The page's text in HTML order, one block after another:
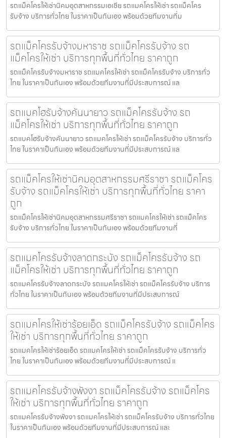
รถแม็คโครให้เช่านิคมอุตสาหกรรมเอเชีย รถแมคโครให้เช่า รถแม็คโคร
รับจ้าง บริการทั่วไทย ในราคาเป็นกันเอง พร้อมด้วยทีมงานที่ม
รถแม็คโครรับจ้างมหาราช รถแม็คโครรับจ้าง รถ
แม็คโครให้เช่า บริการทุกพื้นที่ทั่วไทย ราคาถูก
รถแม็คโครรับจ้างมหาราช รถแมคโครให้เช่า รถแม็คโครรับจ้าง บริการทั่ว
ไทย ในราคาเป็นกันเอง พร้อมด้วยทีมงานที่มีประสบการณ์ แล
รถแบคโฮรับจ้างคันนายาว รถแม็คโครรับจ้าง รถ
แม็คโครให้เช่า บริการทุกพื้นที่ทั่วไทย ราคาถูก
รถแบคโฮรับจ้างคันนายาว รถแมคโครให้เช่า รถแม็คโครรับจ้าง บริการทั่ว
ไทย ในราคาเป็นกันเอง พร้อมด้วยทีมงานที่มีประสบการณ์ แล
รถแม็คโครให้เช่านิคมอุตสาหกรรมศรีราชา รถแม็คโคร
รับจ้าง รถแม็คโครให้เช่า บริการทุกพื้นที่ทั่วไทย ราคา
ถูก
รถแม็คโครให้เช่านิคมอุตสาหกรรมศรีราชา รถแมคโครให้เช่า รถแม็คโคร
รับจ้าง บริการทั่วไทย ในราคาเป็นกันเอง พร้อมด้วยทีมงานที่
รถแมคโครรับจ้างลาดกระบัง รถแม็คโครรับจ้าง รถ
แม็คโครให้เช่า บริการทุกพื้นที่ทั่วไทย ราคาถูก
รถแมคโครรับจ้างลาดกระบัง รถแมคโครให้เช่า รถแม็คโครรับจ้าง บริการ
ทั่วไทย ในราคาเป็นกันเอง พร้อมด้วยทีมงานที่มีประสบการณ์
รถแมคโครให้เช่าร้อยเอ็ด รถแม็คโครรับจ้าง รถแม็คโคร
ให้เช่า บริการทุกพื้นที่ทั่วไทย ราคาถูก
รถแมคโครให้เช่าร้อยเอ็ด รถแมคโครให้เช่า รถแม็คโครรับจ้าง บริการทั่ว
ไทย ในราคาเป็นกันเอง พร้อมด้วยทีมงานที่มีประสบการณ์ แ
รถแมคโครรับจ้างพังงา รถแม็คโครรับจ้าง รถแม็คโคร
ให้เช่า บริการทุกพื้นที่ทั่วไทย ราคาถูก
รถแมคโครรับจ้างพังงา รถแมคโครให้เช่า รถแม็คโครรับจ้าง บริการทั่วไทย
ในราคาเป็นกันเอง พร้อมด้วยทีมงานที่มีประสบการณ์ และ